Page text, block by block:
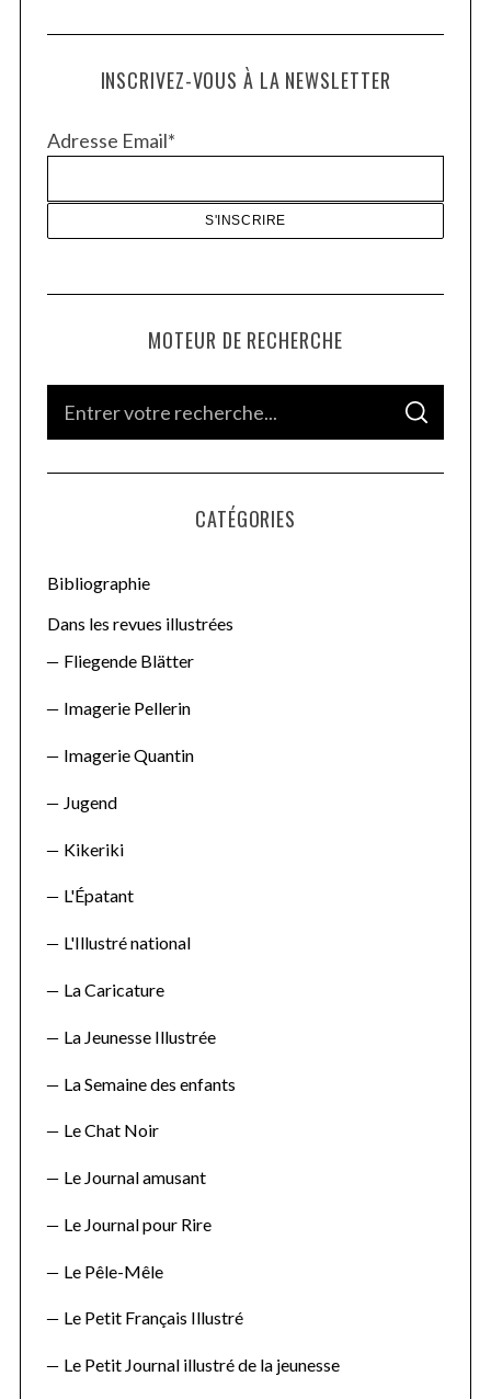
INSCRIVEZ-VOUS À LA NEWSLETTER
Adresse Email*
MOTEUR DE RECHERCHE
f
o
S
A
C
CATÉGORIES
Bibliographie
Dans les revues illustrées
Fliegende Blätter
Imagerie Pellerin
Imagerie Quantin
Jugend
Kikeriki
L'Épatant
L'Illustré national
La Caricature
La Jeunesse Illustrée
La Semaine des enfants
Le Chat Noir
Le Journal amusant
Le Journal pour Rire
Le Pêle-Mêle
Le Petit Français Illustré
Le Petit Journal illustré de la jeunesse